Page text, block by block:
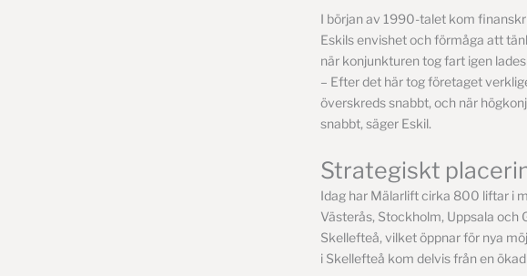
I början av 1990-talet kom
Eskils envishet och förmåga att
när konjunkturen tog fart igen
– Efter det här tog företaget
överskreds snabbt, och när
snabbt, säger Eskil.
Strategiskt
Idag har Mälarlift cirka 800 liftar i
Västerås, Stockholm, Uppsala och
Skellefteå, vilket öppnar för nya
i Skellefteå kom delvis från en